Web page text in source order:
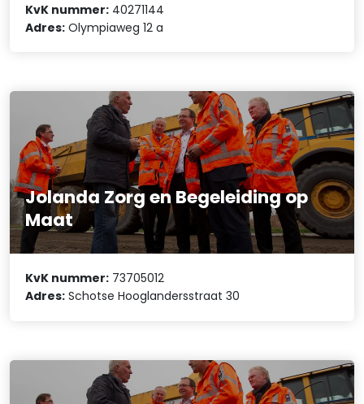
KvK nummer: 40271144
Adres: Olympiaweg 12 a
Jolanda Zorg en Begeleiding op
Maat
KvK nummer: 73705012
Adres: Schotse Hooglandersstraat 30